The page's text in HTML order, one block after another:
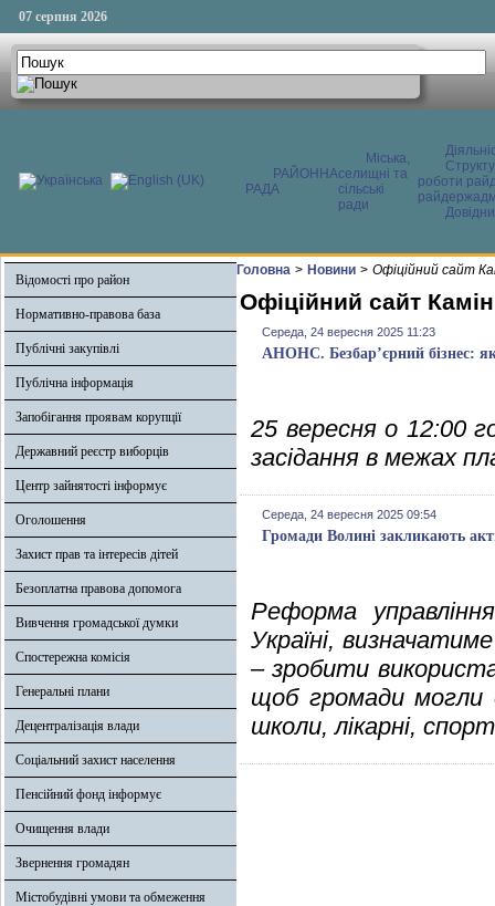
07 серпня 2026
РАЙОННА
РАДА
Міська,
селищні та
сільські
ради
роботи
Відомості про район
Нормативно-правова база
Публічні закупівлі
Публічна інформація
Запобігання проявам корупції
Державний реєстр виборців
Центр зайнятості інформує
Оголошення
Захист прав та інтересів дітей
Безоплатна правова допомога
Вивчення громадської думки
Спостережна комісія
Генеральні плани
Децентралізація влади
Соціальний захист населення
Пенсійний фонд інформує
Очищення влади
Звернення громадян
Містобудівні умови та обмеження
Головна > Новини > Офіційний сайт
Офіційний сайт
Середа, 24 вересня 2025 11:23
АНОНС. Безбар’єрний бізнес:
25 вересня о 12:00
засідання в межах
Середа, 24 вересня 2025 09:54
Громади Волині закликають
Реформа
Україні,
– зробити
щоб громади могли
школи, лікарні,